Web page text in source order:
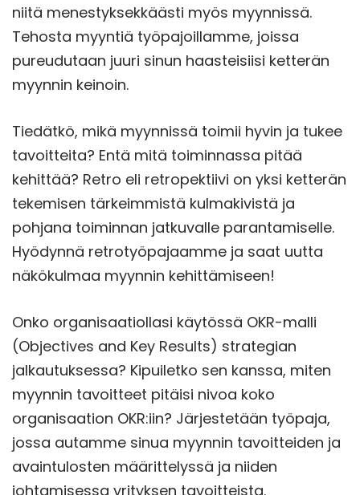
niitä menestyksekkäästi myös myynnissä.
Tehosta myyntiä työpajoillamme, joissa
pureudutaan juuri sinun haasteisiisi ketterän
myynnin keinoin.
Tiedätkö, mikä myynnissä toimii hyvin ja tukee
tavoitteita? Entä mitä toiminnassa pitää
kehittää? Retro eli retropektiivi on yksi ketterän
tekemisen tärkeimmistä kulmakivistä ja
pohjana toiminnan jatkuvalle parantamiselle.
Hyödynnä retrotyöpajaamme ja saat uutta
näkökulmaa myynnin kehittämiseen!
Onko organisaatiollasi käytössä OKR-malli
(Objectives and Key Results) strategian
jalkautuksessa? Kipuiletko sen kanssa, miten
myynnin tavoitteet pitäisi nivoa koko
organisaation OKR:iin? Järjestetään työpaja,
jossa autamme sinua myynnin tavoitteiden ja
avaintulosten määrittelyssä ja niiden
johtamisessa yrityksen tavoitteista.